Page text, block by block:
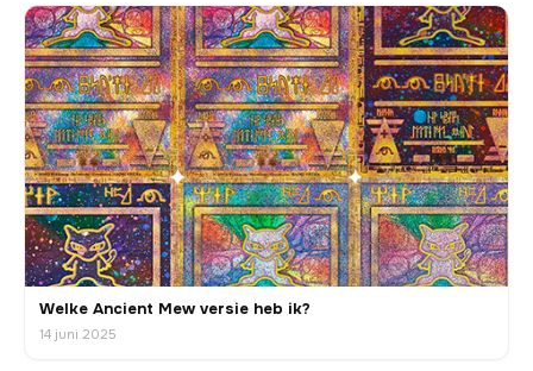
Welke Ancient Mew versie heb ik?
14 juni 2025